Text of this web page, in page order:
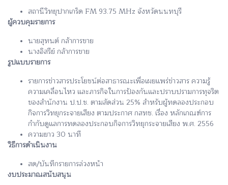
สถานีวิทยุปากเกร็ด FM 93.75 MHz จังหวัดนนทบุรี
ผู้ควบคุมรายการ
นายสุทนต์ กล้าการขาย
นางอิสรีย์ กล้าการขาย
รูปแบบรายการ
รายการข่าวสารประโยชน์ต่อสาธารณะเพื่อเผยแพร่ข่าวสาร ความรู้
ความเคลื่อนไหว และภารกิจในการป้องกันและปราบปรามการทุจริต
ของสำนักงาน ป.ป.ช. ตามสัดส่วน 25% สำหรับผู้ทดลองประกอบ
กิจการวิทยุกระจายเสียง ตามประกาศ กสทช. เรื่อง หลักเกณฑ์การ
กำกับดูแลการทดลองประกอบกิจการวิทยุกระจายเสียง พ.ศ. 2556
ความยาว 30 นาที
วิธีการดำเนินงาน
สด/บันทึกรายการล่วงหน้า
งบประมาณสนับสนุน